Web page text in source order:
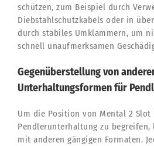
schützen, zum Beispiel durch
Diebstahlschutzkabels oder in
durch stabiles Umklammern, um
schnell unaufmerksamen
Gegenüberstellung von
Unterhaltungsformen für
Um die Position von Mental 2 Slot
Pendlerunterhaltung zu
mit anderen gängigen Formaten.